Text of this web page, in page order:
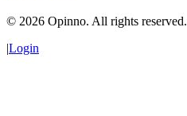
© 2026 Opinno. All rights reserved.
|Login